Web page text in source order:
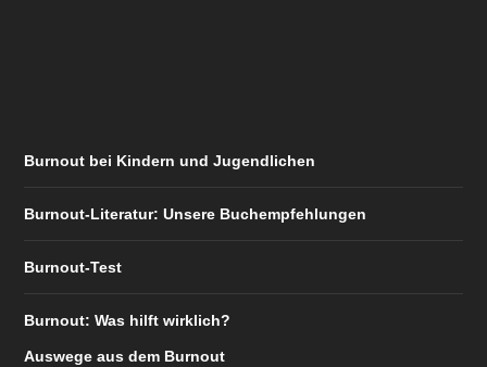
Burnout bei Kindern und Jugendlichen
Burnout-Literatur: Unsere Buchempfehlungen
Burnout-Test
Burnout: Was hilft wirklich?
Auswege aus dem Burnout